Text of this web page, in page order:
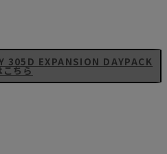
305D EXPANSION DAYPACK
こちら